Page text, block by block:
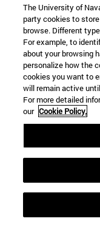
22 SEP
FUNCIÓN Y
Más información
The University of
party cookies to
browse. Different
For example, to
about your browsing
personalize how the
cookies you want to
will remain active
For more detailed
our Cookie Policy.